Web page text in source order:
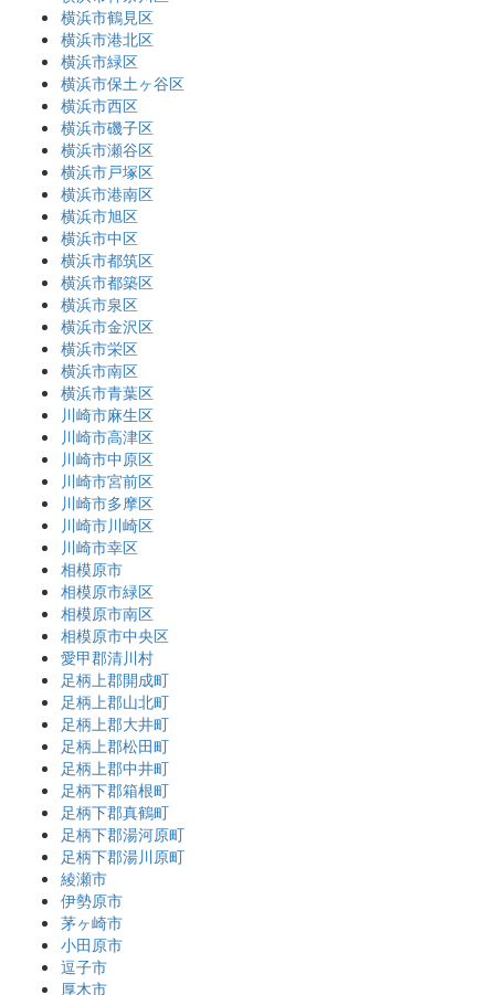
横浜市鶴見区
横浜市港北区
横浜市緑区
横浜市保土ヶ谷区
横浜市西区
横浜市磯子区
横浜市瀬谷区
横浜市戸塚区
横浜市港南区
横浜市旭区
横浜市中区
横浜市都筑区
横浜市都築区
横浜市泉区
横浜市金沢区
横浜市栄区
横浜市南区
横浜市青葉区
川崎市麻生区
川崎市高津区
川崎市中原区
川崎市宮前区
川崎市多摩区
川崎市川崎区
川崎市幸区
相模原市
相模原市緑区
相模原市南区
相模原市中央区
愛甲郡清川村
足柄上郡開成町
足柄上郡山北町
足柄上郡大井町
足柄上郡松田町
足柄上郡中井町
足柄下郡箱根町
足柄下郡真鶴町
足柄下郡湯河原町
足柄下郡湯川原町
綾瀬市
伊勢原市
茅ヶ崎市
小田原市
逗子市
厚木市